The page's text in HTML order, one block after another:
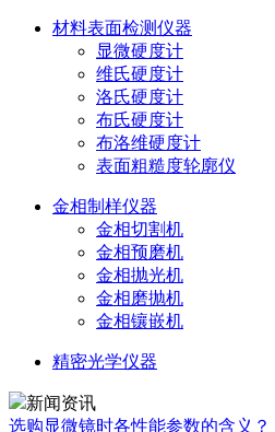
材料表面检测仪器
显微硬度计
维氏硬度计
洛氏硬度计
布氏硬度计
布洛维硬度计
表面粗糙度轮廓仪
金相制样仪器
金相切割机
金相预磨机
金相抛光机
金相磨抛机
金相镶嵌机
精密光学仪器
新闻资讯
选购显微镜时各性能参数的含义？